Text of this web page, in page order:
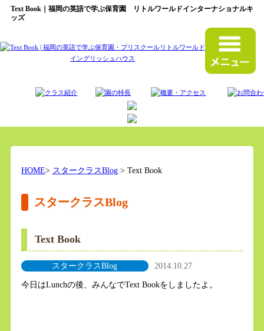
Text Book｜福岡の英語で学ぶ保育園 リトルワールドインターナショナルキ
ッズ
HOME> スタークラスBlog> Text Book
スタークラスBlog
Text Book
スタークラスBlog 2014.10.27
今日はLunchの後、みんなでText Bookをしましたよ。